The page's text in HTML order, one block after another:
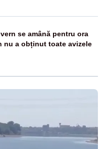
se amână pentru ora
nu a obținut toate avizele